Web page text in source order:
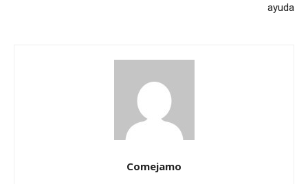
ayuda
Comejamo